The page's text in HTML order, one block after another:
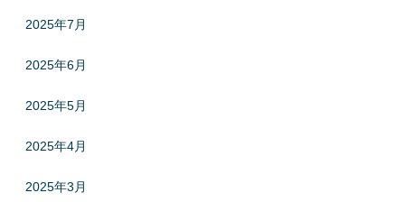
2025年7月
2025年6月
2025年5月
2025年4月
2025年3月